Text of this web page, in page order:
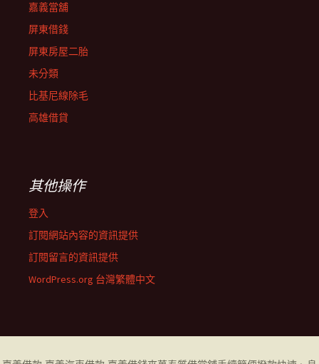
嘉義當舖
屏東借錢
屏東房屋二胎
未分類
比基尼線除毛
高雄借貸
其他操作
登入
訂閱網站內容的資訊提供
訂閱留言的資訊提供
WordPress.org 台灣繁體中文